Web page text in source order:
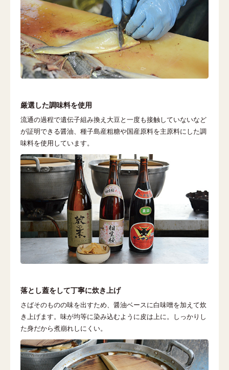
厳選した調味料を使用
流通の過程で遺伝子組み換え大豆と一度も接触していないなど
が証明できる醤油、種子島産粗糖や国産原料を主原料にした調
味料を使用しています。
落とし蓋をして丁寧に炊き上げ
さばそのものの味を出すため、醤油ベースに白味噌を加えて炊
き上げます。味が均等に染み込むように皮は上に。しっかりし
た身だから煮崩れしにくい。